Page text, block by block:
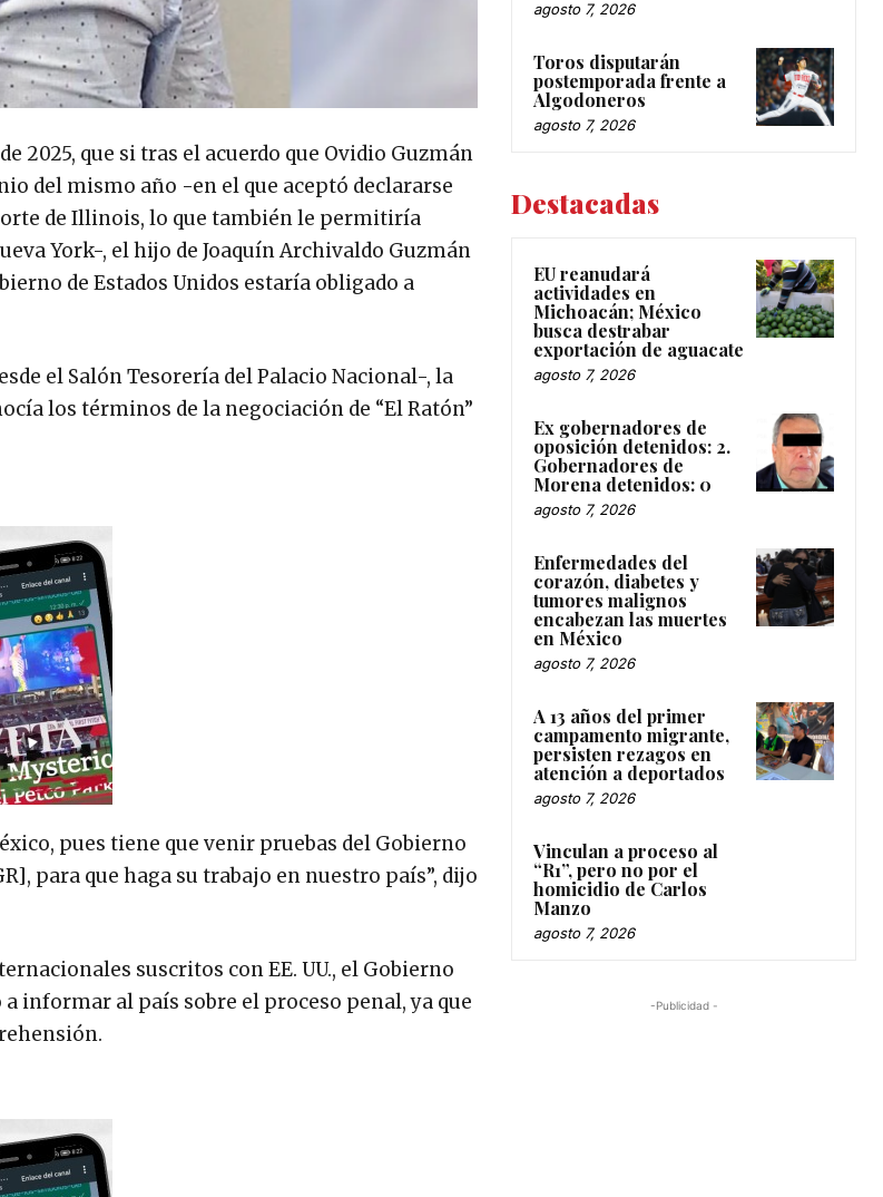
2025, que si tras el acuerdo que Ovidio Guzmán
del mismo año -en el que aceptó declararse
de Illinois, lo que también le permitiría
York-, el hijo de Joaquín Archivaldo Guzmán
de Estados Unidos estaría obligado a
el Salón Tesorería del Palacio Nacional-, la
los términos de la negociación de “El Ratón”
pues tiene que venir pruebas del Gobierno
para que haga su trabajo en nuestro país”, dijo
suscritos con EE. UU., el Gobierno
informar al país sobre el proceso penal, ya que
agosto 7, 2026
Toros disputarán
postemporada frente a
Algodoneros
agosto 7, 2026
Destacadas
EU reanudará
actividades en
Michoacán; México
busca destrabar
exportación de aguacate
agosto 7, 2026
Ex gobernadores de
oposición detenidos: 2.
Gobernadores de
Morena detenidos: 0
agosto 7, 2026
Enfermedades del
corazón, diabetes y
tumores malignos
encabezan las muertes
en México
agosto 7, 2026
A 13 años del primer
campamento migrante,
persisten rezagos en
atención a deportados
agosto 7, 2026
Vinculan a proceso al
“R1”, pero no por el
homicidio de Carlos
Manzo
agosto 7, 2026
-Publicidad -